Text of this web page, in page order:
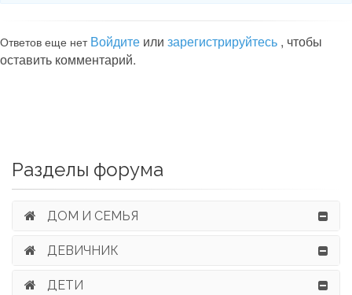
Ответов еще нет Войдите или зарегистрируйтесь , чтобы
оставить комментарий.
Разделы форума
ДОМ И СЕМЬЯ
ДЕВИЧНИК
ДЕТИ